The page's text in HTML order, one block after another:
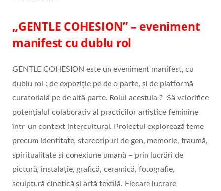
„GENTLE COHESION” – eveniment
manifest cu dublu rol
GENTLE COHESION este un eveniment manifest, cu
dublu rol : de expoziție pe de o parte, și de platformă
curatorială pe de altă parte. Rolul acestuia ? Să valorifice
potențialul colaborativ al practicilor artistice feminine
într-un context intercultural. Proiectul explorează teme
precum identitate, stereotipuri de gen, memorie, traumă,
spiritualitate și conexiune umană – prin lucrări de
pictură, instalație, grafică, ceramică, fotografie,
sculptură cinetică și artă textilă. Fiecare lucrare